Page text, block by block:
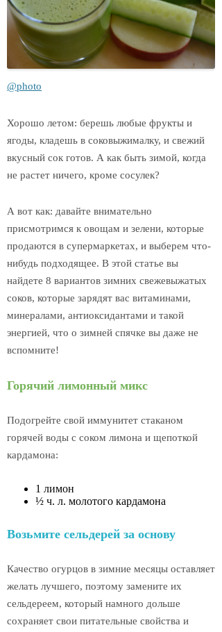
@photo
Хорошо летом: берешь любые фрукты и
ягоды, кладешь в соковыжималку, и свежий
вкусный сок готов. А как быть зимой, когда
не растет ничего, кроме сосулек?
А вот как: давайте внимательно
присмотримся к овощам и зелени, которые
продаются в супермаркетах, и выберем что-
нибудь подходящее. В этой статье вы
найдете 8 вариантов зимних свежевыжатых
соков, которые зарядят вас витаминами,
минералами, антиоксидантами и такой
энергией, что о зимней спячке вы даже не
вспомните!
Горячий лимонный микс
Подогрейте свой иммунитет стаканом
горячей воды с соком лимона и щепоткой
кардамона:
1 лимон
½ ч. л. молотого кардамона
Возьмите сельдерей за основу
Качество огурцов в зимние месяцы оставляет
желать лучшего, поэтому замените их
сельдереем, который намного дольше
сохраняет свои питательные свойства и